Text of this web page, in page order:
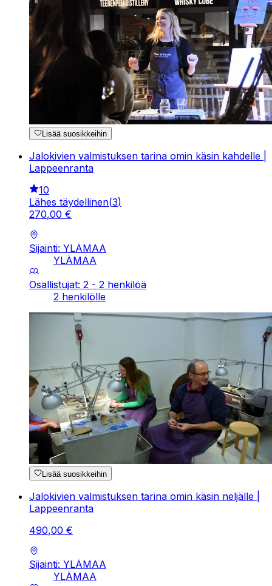
Lisää suosikkeihin
Jalokivien valmistuksen tarina omin käsin kahdelle |
Lappeenranta
10
Lähes täydellinen(3)
270,00 €
Sijainti: YLÄMAA
YLÄMAA
Osallistujat: 2 - 2 henkilöä
2 henkilölle
Lisää suosikkeihin
Jalokivien valmistuksen tarina omin käsin neljälle |
Lappeenranta
490,00 €
Sijainti: YLÄMAA
YLÄMAA